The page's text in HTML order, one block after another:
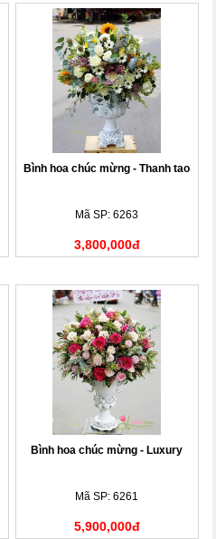
Bình hoa chúc mừng - Thanh tao
Mã SP: 6263
3,800,000đ
Bình hoa chúc mừng - Luxury
Mã SP: 6261
5,900,000đ